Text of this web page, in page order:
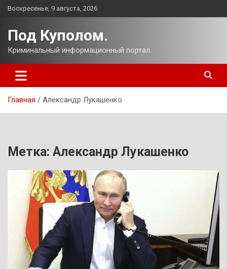
Перейти
Воскресенье, 9 августа, 2026
Под Куполом.
Криминальный информационный портал.
Главная Александр Лукашенко
Метка: Александр Лукашенко